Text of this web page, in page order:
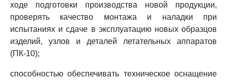
ходе подготовки производства новой продукции,
проверять качество монтажа и наладки при
испытаниях и сдаче в эксплуатацию новых образцов
изделий, узлов и деталей летательных аппаратов
(ПК-10);
способностью обеспечивать техническое оснащение